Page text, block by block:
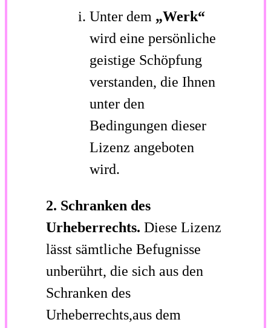
Unter dem „Werk“
wird eine persönliche
geistige Schöpfung
verstanden, die Ihnen
unter den
Bedingungen dieser
Lizenz angeboten
wird.
2. Schranken des
Urheberrechts. Diese Lizenz
lässt sämtliche Befugnisse
unberührt, die sich aus den
Schranken des
Urheberrechts,aus dem